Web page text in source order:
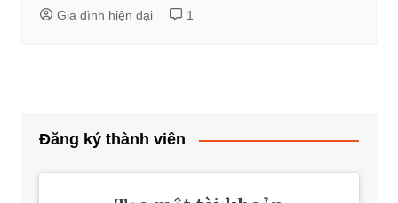
Gia đình hiện đại 1
Đăng ký thành viên